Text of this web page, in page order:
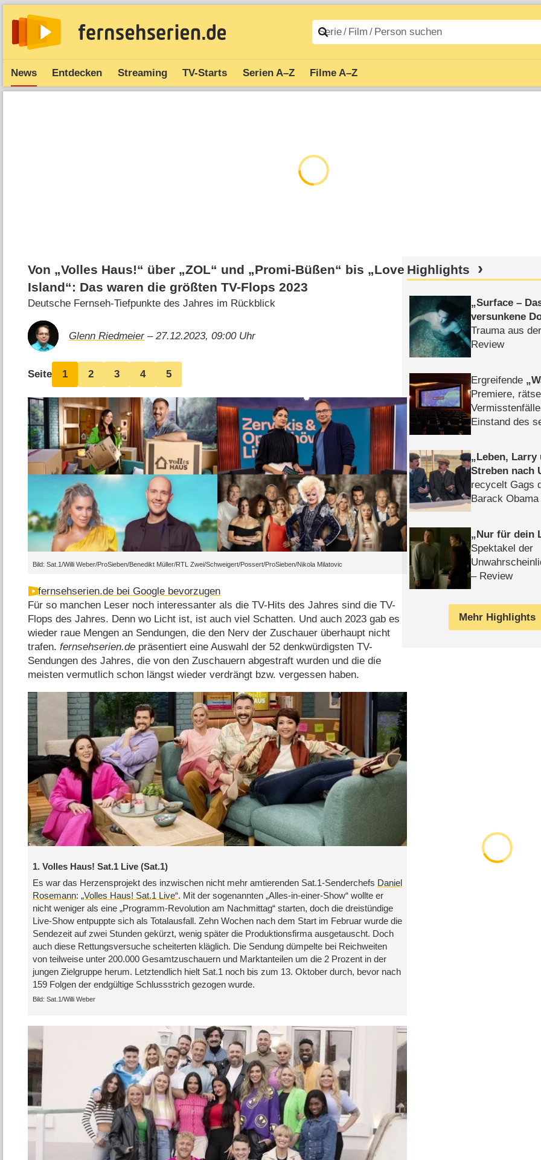
News Entdecken Streaming TV-Starts Serien A–Z Filme A–Z
Von „Volles Haus!“ über „ZOL“ und „Promi-Büßen“ bis „Love
Island“: Das waren die größten TV-Flops 2023
Deutsche Fernseh-Tiefpunkte des Jahres im Rückblick
Glenn Riedmeier– 27.12.2023, 09:00 Uhr
Seite 1 2 3 4 5
Bild: Sat.1/Willi Weber/ProSieben/Benedikt Müller/RTL Zwei/Schweigert/Possert/ProSieben/Nikola Milatovic
fernsehserien.de bei Google bevorzugen
Für so manchen Leser noch interessanter als die TV-Hits des Jahres sind die TV-
Flops des Jahres. Denn wo Licht ist, ist auch viel Schatten. Und auch 2023 gab es
wieder raue Mengen an Sendungen, die den Nerv der Zuschauer überhaupt nicht
trafen.fernsehserien.de präsentiert eine Auswahl der 52 denkwürdigsten TV-
Sendungen des Jahres, die von den Zuschauern abgestraft wurden und die die
meisten vermutlich schon längst wieder verdrängt bzw. vergessen haben.
1. Volles Haus! Sat.1 Live (Sat.1)
Es war das Herzensprojekt des inzwischen nicht mehr amtierenden Sat.1-Senderchefs Daniel
Rosemann: „Volles Haus! Sat.1 Live“. Mit der sogenannten „Alles-in-einer-Show“ wollte er
nicht weniger als eine „Programm-Revolution am Nachmittag“ starten, doch die dreistündige
Live-Show entpuppte sich als Totalausfall. Zehn Wochen nach dem Start im Februar wurde die
Sendezeit auf zwei Stunden gekürzt, wenig später die Produktionsfirma ausgetauscht. Doch
auch diese Rettungsversuche scheiterten kläglich. Die Sendung dümpelte bei Reichweiten
von teilweise unter 200.000 Gesamtzuschauern und Marktanteilen um die 2 Prozent in der
jungen Zielgruppe herum. Letztendlich hielt Sat.1 noch bis zum 13. Oktober durch, bevor nach
159 Folgen der endgültige Schlussstrich gezogen wurde.
Sat.1/​Willi Weber
Highlights
Surface –
versunkene
Trauma aus
Review
Ergreifende
Premiere,
Einstand des
Leben, Larry
Streben nach
recycelt Gags
Barack
Nur für dein
Spektakel der
– Review
Mehr Highlights